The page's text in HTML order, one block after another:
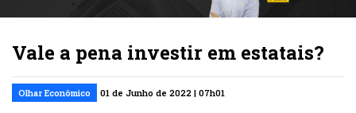
Vale a pena investir em estatais?
Olhar Econômico 01 de Junho de 2022 | 07h01